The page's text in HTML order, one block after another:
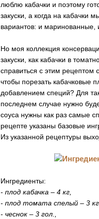
люблю кабачки и поэтому
закуски, а когда на кабачки
вариантов: и маринованные,
Но моя коллекция
закуски, как кабачки в
справиться с этим рецептом
чтобы порезать кабачковые
добавлением специй? Для
последнем случае нужно
соуса нужны как раз самые
рецепте указаны базовые
Из указанной рецептуры
Ингредиенты:
- плод кабачка – 4 кг,
- плод томата спелый – 3 кг,
- чеснок – 3 гол.,